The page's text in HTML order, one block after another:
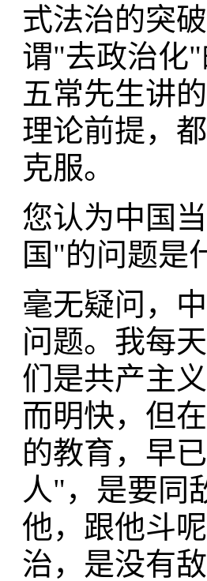
式法治的突
谓"去政治化
五常先生讲
理论前提，
克服。
您认为中国
国"的问题是
毫无疑问，
问题。我每
们是共产主
而明快，但
的教育，早
人"，是要同
他，跟他斗
治，是没有